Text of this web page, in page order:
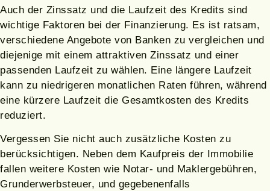
Auch der Zinssatz und die Laufzeit des Kredits sind
wichtige Faktoren bei der Finanzierung. Es ist ratsam,
verschiedene Angebote von Banken zu vergleichen und
diejenige mit einem attraktiven Zinssatz und einer
passenden Laufzeit zu wählen. Eine längere Laufzeit
kann zu niedrigeren monatlichen Raten führen, während
eine kürzere Laufzeit die Gesamtkosten des Kredits
reduziert.
Vergessen Sie nicht auch zusätzliche Kosten zu
berücksichtigen. Neben dem Kaufpreis der Immobilie
fallen weitere Kosten wie Notar- und Maklergebühren,
Grunderwerbsteuer, und gegebenenfalls